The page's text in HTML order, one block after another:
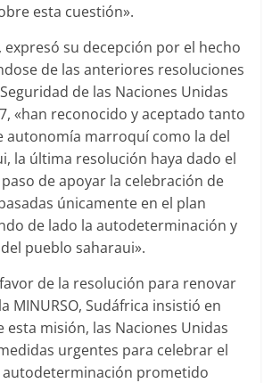
esta cuestión».
su decepción por el hecho
de las anteriores resoluciones
de las Naciones Unidas
«han reconocido y aceptado tanto
autonomía marroquí como la del
la última resolución haya dado el
de apoyar la celebración de
únicamente en el plan
de lado la autodeterminación y
pueblo saharaui».
de la resolución para renovar
MINURSO, Sudáfrica insistió en
esta misión, las Naciones Unidas
urgentes para celebrar el
prometido